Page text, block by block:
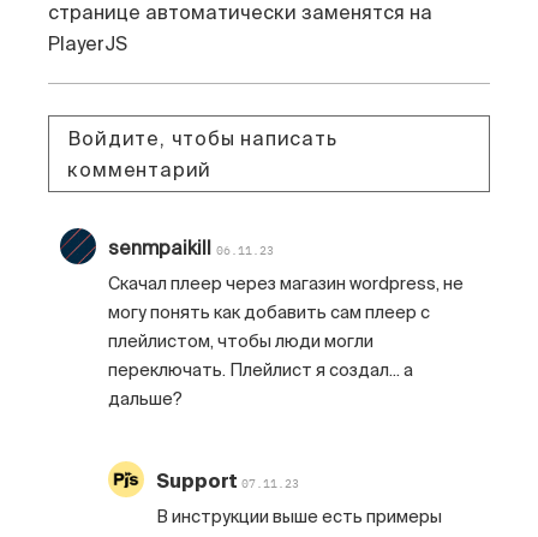
странице автоматически заменятся на
PlayerJS
Войдите, чтобы написать
комментарий
senmpaikill06.11.23
Скачал плеер через магазин wordpress, не
могу понять как добавить сам плеер с
плейлистом, чтобы люди могли
переключать. Плейлист я создал... а
дальше?
Support07.11.23
В инструкции выше есть примеры